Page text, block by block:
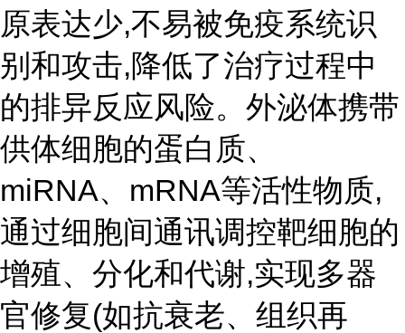
原表达少,不易被免疫系统识
别和攻击,降低了治疗过程中
的排异反应风险。外泌体携带
供体细胞的蛋白质、
miRNA、mRNA等活性物质,
通过细胞间通讯调控靶细胞的
增殖、分化和代谢,实现多器
官修复(如抗衰老、组织再